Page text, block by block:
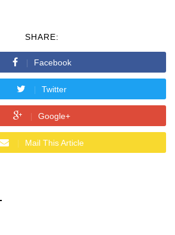
SHARE:
Facebook
Twitter
Google+
Mail This Article